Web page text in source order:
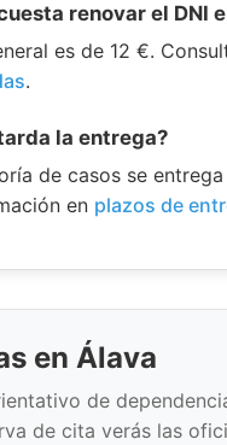
renovar el DNI
es de 12 €.
.
la entrega?
de casos se
en plazos de
en Álava
de
de cita verás las